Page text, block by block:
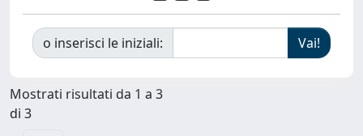
o inserisci le iniziali:
Mostrati risultati da 1 a 3
di 3